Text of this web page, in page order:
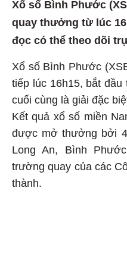
Xổ số Bình Phước
quay thưởng từ lúc
đọc có thể theo dõi
Xổ số Bình Phước
tiếp lúc 16h15, bắt
cuối cùng là giải đặc
Kết quả xổ số miền
được mở thưởng bởi 4
Long An, Bình
trường quay của các
thành.